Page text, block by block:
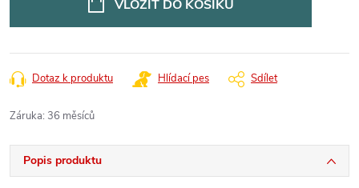
VLOŽIT DO KOŠÍKU
Dotaz k produktu Hlídací pes Sdílet
Záruka: 36 měsíců
Popis produktu